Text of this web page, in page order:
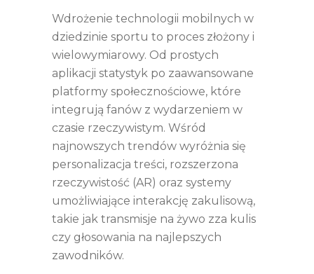
Wdrożenie technologii mobilnych w
dziedzinie sportu to proces złożony i
wielowymiarowy. Od prostych
aplikacji statystyk po zaawansowane
platformy społecznościowe, które
integrują fanów z wydarzeniem w
czasie rzeczywistym. Wśród
najnowszych trendów wyróżnia się
personalizacja treści, rozszerzona
rzeczywistość (AR) oraz systemy
umożliwiające interakcję zakulisową,
takie jak transmisje na żywo zza kulis
czy głosowania na najlepszych
zawodników.